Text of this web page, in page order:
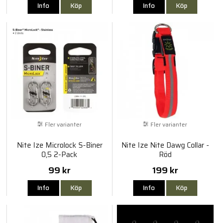
Info Köp Info Köp
Fler varianter
Nite Ize Microlock S-Biner
0,5 2-Pack
99 kr
Info Köp
Fler varianter
Nite Ize Nite Dawg Collar -
Röd
199 kr
Info Köp